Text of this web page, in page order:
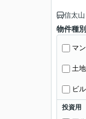
信太山
物件種別
マ
土地
ビ
投資用